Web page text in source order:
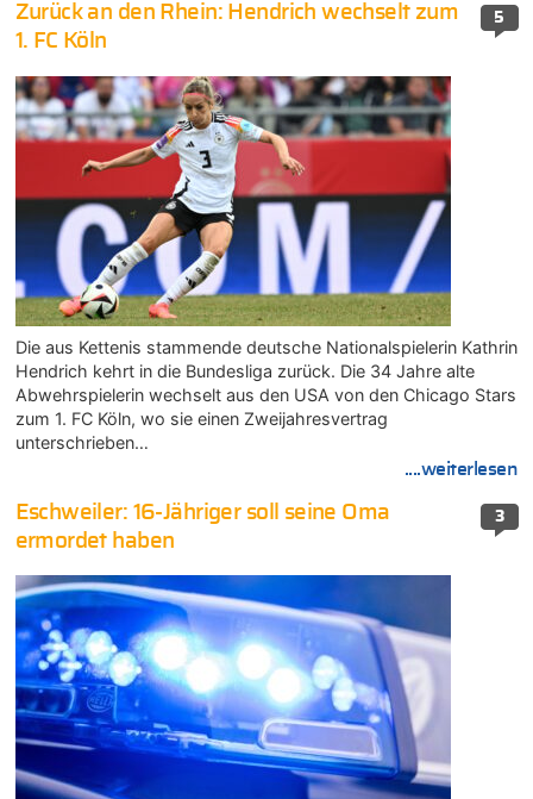
5
Zurück an den Rhein: Hendrich wechselt zum
1. FC Köln
Die aus Kettenis stammende deutsche Nationalspielerin Kathrin
Hendrich kehrt in die Bundesliga zurück. Die 34 Jahre alte
Abwehrspielerin wechselt aus den USA von den Chicago Stars
zum 1. FC Köln, wo sie einen Zweijahresvertrag
unterschrieben…
....weiterlesen
3
Eschweiler: 16-Jähriger soll seine Oma
ermordet haben